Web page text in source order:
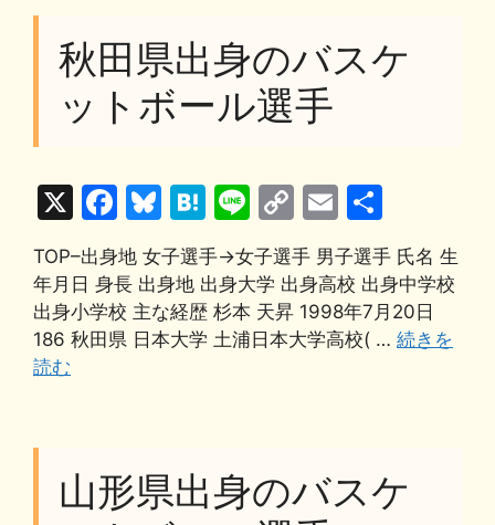
k
秋田県出身のバスケ
ットボール選手
X
F
a
c
e
b
Bl
u
e
s
k
H
at
e
n
a
Li
n
e
C
o
p
y
Li
E
m
ai
l
有
TOP–出身地 女子選手→女子選手 男子選手 氏名 生
年月日 身長 出身地 出身大学 出身高校 出身中学校
出身小学校 主な経歴 杉本 天昇 1998年7月20日
186 秋田県 日本大学 土浦日本大学高校( … 続きを
読む
山形県出身のバスケ